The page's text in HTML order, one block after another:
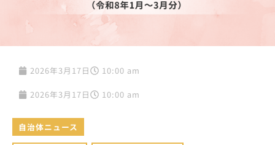
2026年3月17日 10:00 am
2026年3月17日 10:00 am
自治体ニュース